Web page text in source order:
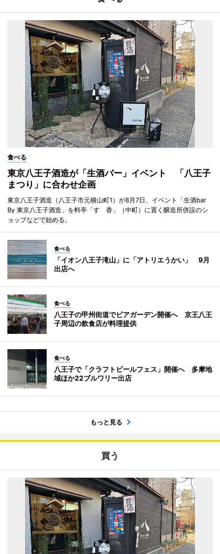
食べる
東京八王子酒造が「生酒バー」イベント 「八王子
まつり」に合わせ企画
東京八王子酒造（八王子市元横山町1）が8月7日、イベント「生酒bar
By 東京八王子酒造」を料亭「すゞ香」（中町）に置く醸造所併設のシ
ョップなどで始める。
食べる
「イオン八王子滝山」に「アトリエうかい」 9月
出店へ
食べる
八王子の甲州街道でビアガーデン開催へ 京王八王
子周辺の飲食店が料理提供
食べる
八王子で「クラフトビールフェス」開催へ 多摩地
域ほか22ブルワリー出店
もっと見る
買う